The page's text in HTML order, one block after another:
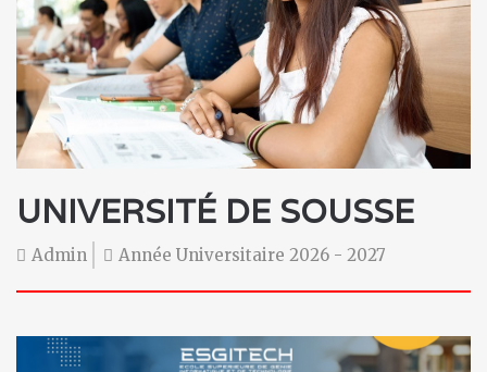
UNIVERSITÉ DE SOUSSE
Admin Année Universitaire 2026 - 2027